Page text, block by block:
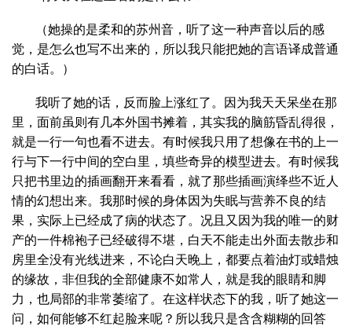
（她操的是柔和的苏州音，听了这一种声音以后的感
觉，是怎么也写不出来的，所以我只能把她的言语译成普通
的白话。）
我听了她的话，反而脸上涨红了。因为我天天呆坐在那
里，面前虽则有几本外国书摊着，其实我的脑筋昏乱得很，
就是一行一句也看不进去。有时候我只用了想像在书的上一
行与下一行中间的空白里，填些奇异的模型进去。有时候我
只把书里边的插画翻开来看看，就了那些插画演绎些不近人
情的幻想出来。我那时候的身体因为失眠与营养不良的结
果，实际上已经成了病的状态了。况且又因为我的唯一的财
产的一件棉袍子已经破得不堪，白天不能走出外面去散步和
房里全没有光线进来，不论白天晚上，都要点着油灯或蜡烛
的缘故，非但我的全部健康不如常人，就是我的眼睛和脚
力，也局部的非常萎缩了。在这样状态下的我，听了她这一
问，如何能够不红起脸来呢？所以我只是含含糊糊的回答